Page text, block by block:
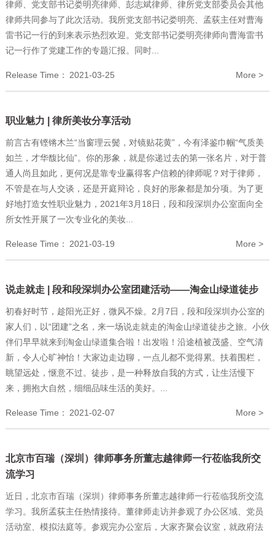
律师、党支部书记娄明亮律师、彭志斌律师、律所党支部委员会其他
律师共同参与了此次活动。我所党支部书记娄明亮、孟荻主任对曹海
雷书记一行的到来表示热烈欢迎。党支部书记娄明亮律师向曹海雷书
记一行作了党建工作的专题汇报。同时...
Release Time： 2021-03-25 More >
职业魅力 | 律所美妆分享活动
前言古有铿锵木兰“当窗理云鬓，对镜贴花黄”，今有泽鉴巾帼“气质美
如兰，才华馥比仙”。你的形象，就是你递过去的第一张名片，对于普
通人尚且如此，更何况是靠专业赢得客户信赖的律师呢？对于律师，
不管是在与人交谈，还是开庭辩论，良好的形象都是加分项。为了更
好地打造女性职业魅力，2021年3月18日，段和段深圳办公室面向全
所女性开展了一次专业化的美妆...
Release Time： 2021-03-19 More >
说走就走 | 段和段深圳办公室团建活动——淘金山绿道徒步
初春好时节，趁阳光正好，微风不燥。2月7日，段和段深圳办公室的
家人们，以“团建”之名，来一场说走就走的淘金山绿道徒步之旅。小伙
伴们早早就来到淘金山绿道集合啦！出发啦！沿途植被茂盛、空气清
新，令人心旷神怡！大家边走边聊，一点儿都不觉得累。扶着围栏，
眺望远处，惬意不过。徒步，是一种释放自我的方式，让生活慢下
来，拥抱大自然，细细品味生活的美好。...
Release Time： 2021-02-07 More >
北京市百瑞（深圳）律师事务所董志越律师一行莅临我所交
流学习
近日，北京市百瑞（深圳）律师事务所董志越律师一行莅临我所交流
学习。我所孟荻主任热情接待。董律师走访并参观了办公区域、党员
活动室、模拟法庭等。参观完办公室后，大家齐聚会议室，就政府法